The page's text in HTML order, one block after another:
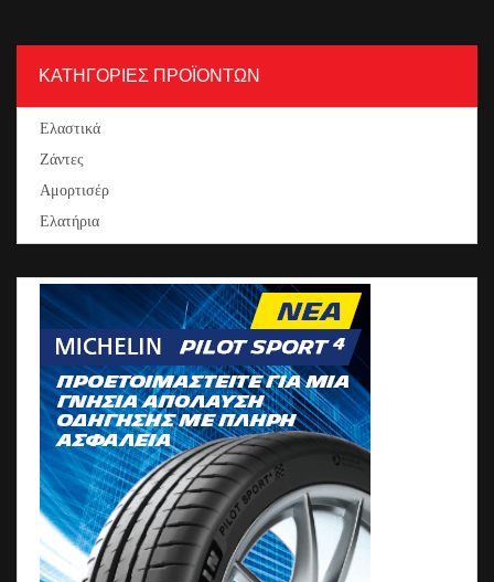
ΚΑΤΗΓΟΡΙΕΣ ΠΡΟΪΟΝΤΩΝ
Ελαστικά
Ζάντες
Αμορτισέρ
Ελατήρια